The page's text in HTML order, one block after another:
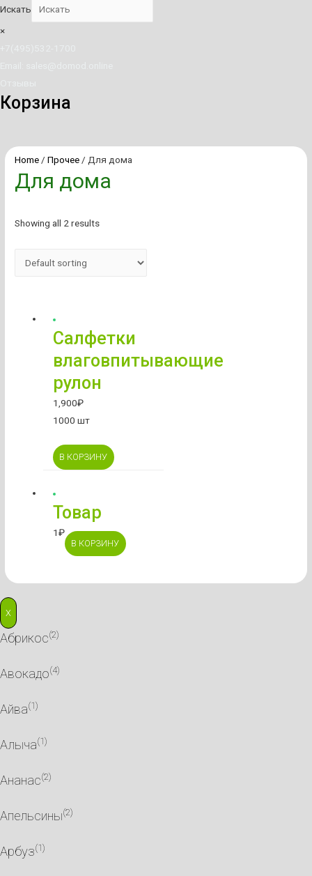
Искать
×
Корзина
Home /Прочее / Для дома
Для дома
Showing all 2 results
Салфетки
влаговпитывающие
рулон
1,900₽
1000 шт
В КОРЗИНУ
Товар
1₽
В КОРЗИНУ
X
Абрикос(2)
Авокадо(4)
Айва(1)
Алыча(1)
Ананас(2)
Апельсины(2)
Арбуз(1)